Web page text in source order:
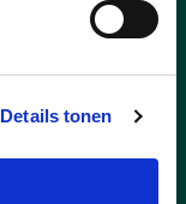
Details tonen